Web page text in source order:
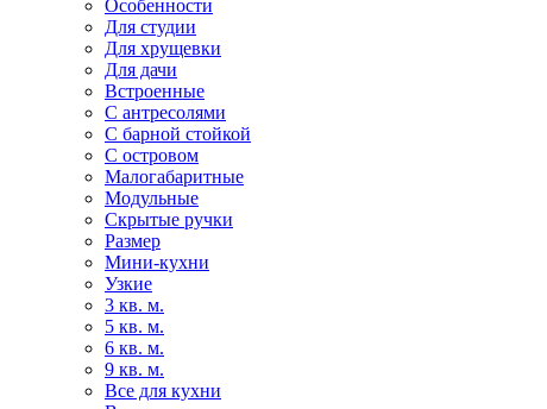
Особенности
Для студии
Для хрущевки
Для дачи
Встроенные
С антресолями
С барной стойкой
С островом
Малогабаритные
Модульные
Скрытые ручки
Размер
Мини-кухни
Узкие
3 кв. м.
5 кв. м.
6 кв. м.
9 кв. м.
Все для кухни